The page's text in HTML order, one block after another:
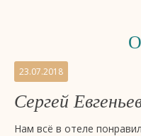
Отзывы
на
бизнес-
отель
23.07.2018
Сергей
Нам всё в отеле